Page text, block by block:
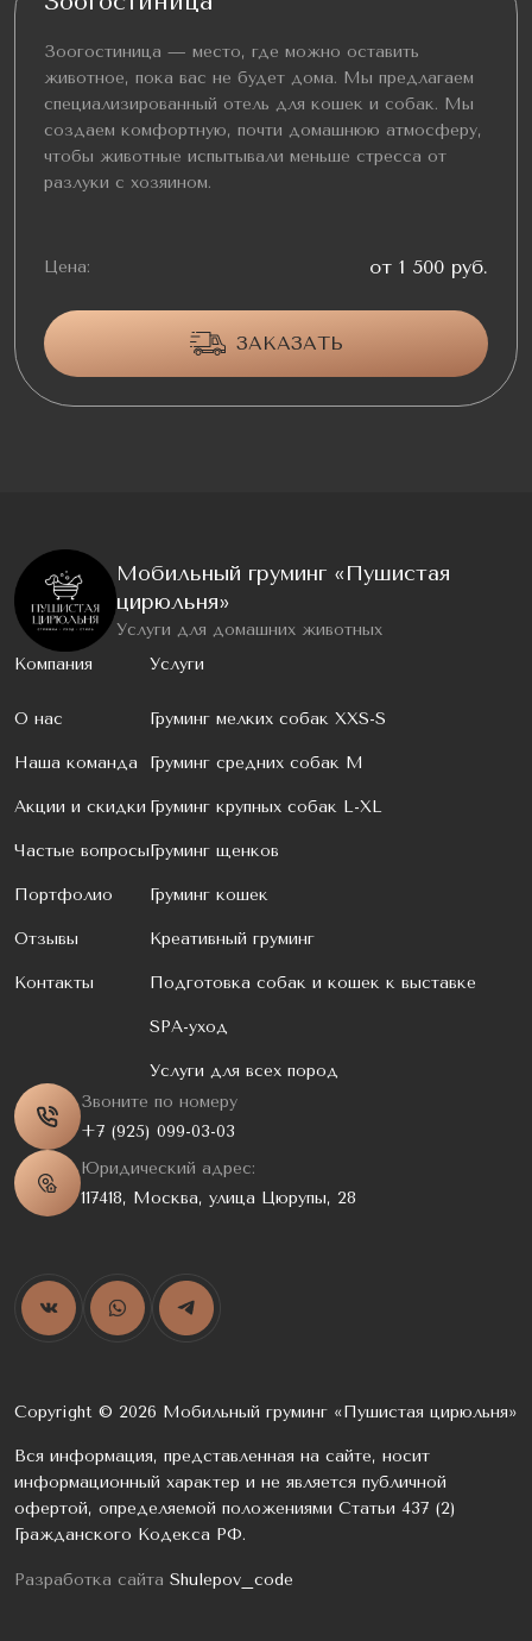
Зоогостиница — место, где можно оставить
животное, пока вас не будет дома. Мы предлагаем
специализированный отель для кошек и собак. Мы
создаем комфортную, почти домашнюю атмосферу,
чтобы животные испытывали меньше стресса от
разлуки с хозяином.
Цена: от 1 500 руб.
ЗАКАЗАТЬ
Мобильный груминг «Пушистая
цирюльня»
Услуги для домашних животных
Компания
О нас
Наша команда
Акции и скидки
Частые вопросы
Портфолио
Отзывы
Контакты
Услуги
Груминг мелких собак XXS-S
Груминг средних собак M
Груминг крупных собак L-XL
Груминг щенков
Груминг кошек
Креативный груминг
Подготовка собак и кошек к выставке
SPA-уход
Услуги для всех пород
Звоните по номеру
+7 (925) 099-03-03
Юридический адрес:
117418, Москва, улица Цюрупы, 28
Copyright © 2026 Мобильный груминг «Пушистая цирюльня»
Вся информация, представленная на сайте, носит
информационный характер и не является публичной
офертой, определяемой положениями Статьи 437 (2)
Гражданского Кодекса РФ.
Разработка сайта Shulepov_code